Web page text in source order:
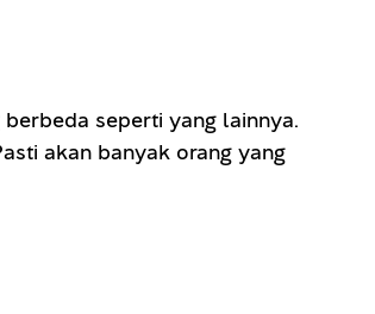
seperti yang lainnya.
akan banyak orang yang